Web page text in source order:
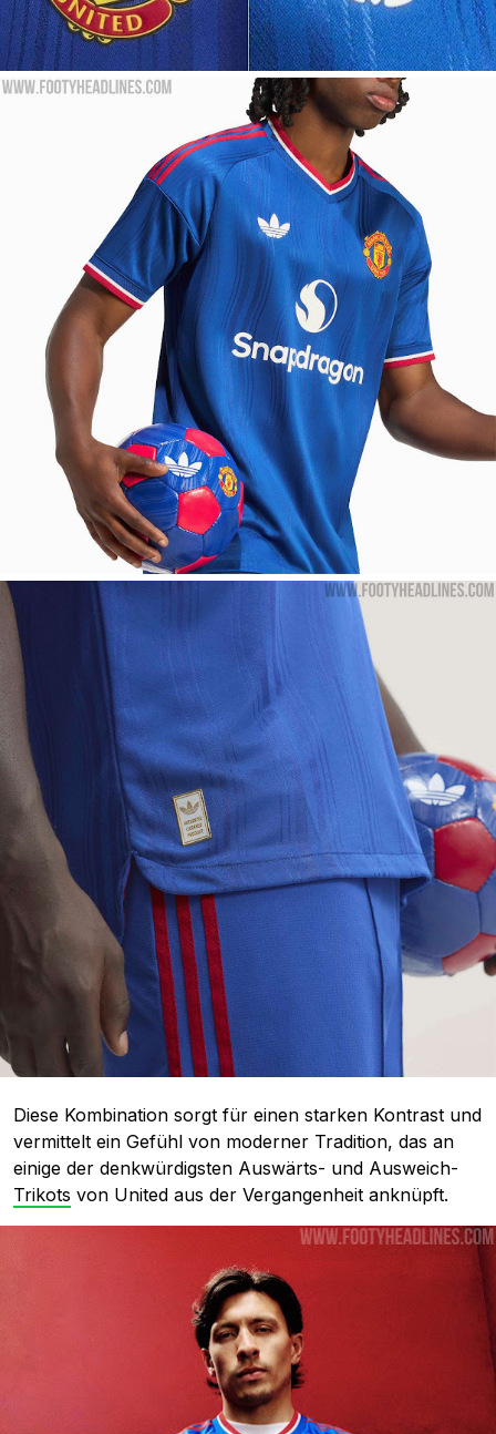
Diese Kombination sorgt für einen starken Kontrast und
vermittelt ein Gefühl von moderner Tradition, das an
einige der denkwürdigsten Auswärts- und Ausweich-
Trikots von United aus der Vergangenheit anknüpft.